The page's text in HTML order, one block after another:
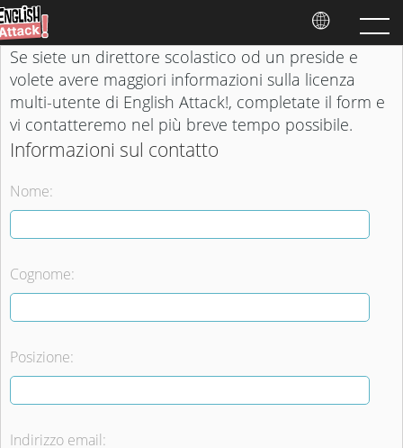
Se siete un direttore scolastico od un preside e
volete avere maggiori informazioni sulla licenza
multi-utente di English Attack!, completate il form e
vi contatteremo nel più breve tempo possibile.
Informazioni sul contatto
Nome:
Cognome:
Posizione:
Indirizzo email: